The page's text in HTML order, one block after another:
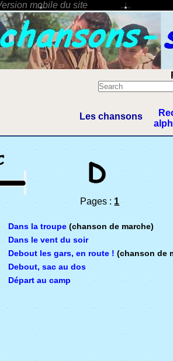
Les chansons
Pages : 1
Dans la troupe (chanson de marche)
Dans le vent du soir
Debout les gars, en route ! (chanson de
Debout, sac au dos
Départ au camp